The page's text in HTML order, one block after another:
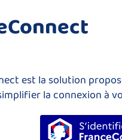
est la solution
la connexion à